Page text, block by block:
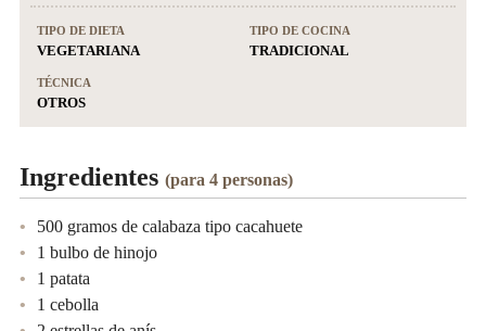
TIPO DE DIETA
VEGETARIANA
TIPO DE COCINA
TRADICIONAL
TÉCNICA
OTROS
Ingredientes (para 4 personas)
500 gramos de calabaza tipo cacahuete
1 bulbo de hinojo
1 patata
1 cebolla